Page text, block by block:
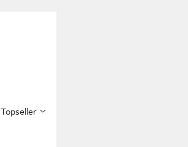
Topseller